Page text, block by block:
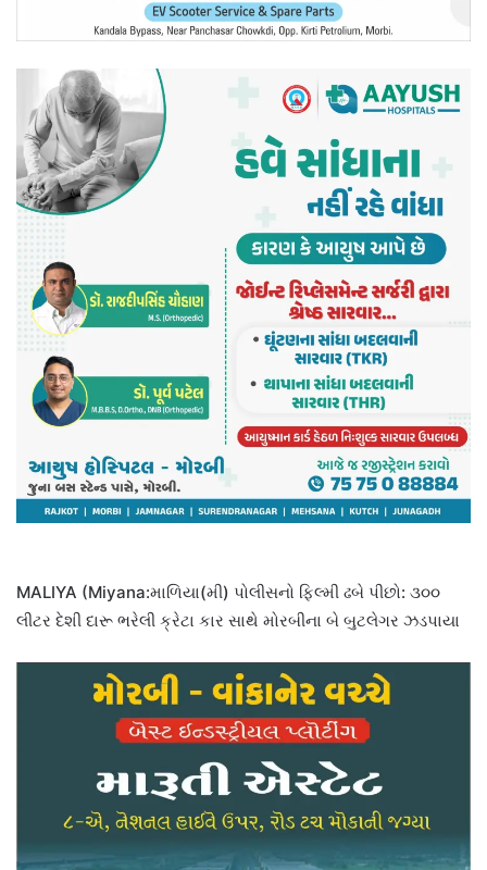
MALIYA (Miyana:માળિયા(મી) પોલીસનો ફિલ્મી ઢબે પીછો: ૩૦૦
લીટર દેશી દારૂ ભરેલી ક્રેટા કાર સાથે મોરબીના બે બુટલેગર ઝડપાયા